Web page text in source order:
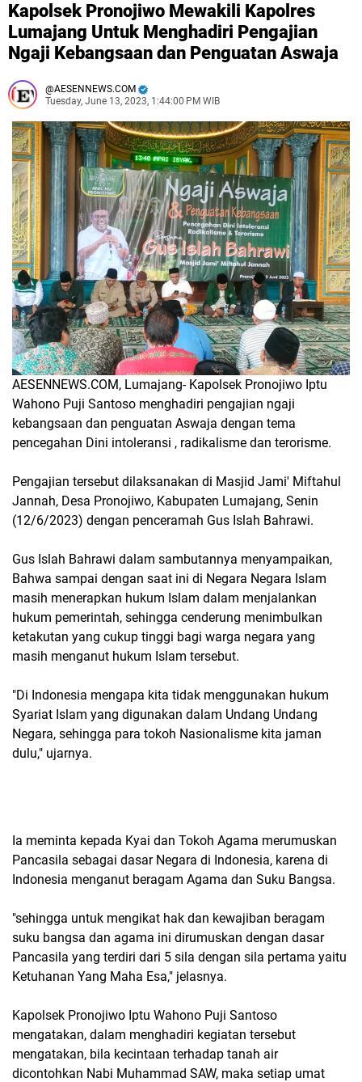
Kapolsek Pronojiwo Mewakili Kapolres
Lumajang Untuk Menghadiri Pengajian
Ngaji Kebangsaan dan Penguatan Aswaja
AESENNEWS.COM
Tuesday, June 13, 2023, 1:44:00 PM WIB
AESENNEWS.COM, Lumajang- Kapolsek Pronojiwo Iptu
Wahono Puji Santoso menghadiri pengajian ngaji
kebangsaan dan penguatan Aswaja dengan tema
pencegahan Dini intoleransi , radikalisme dan terorisme.
Pengajian tersebut dilaksanakan di Masjid Jami' Miftahul
Jannah, Desa Pronojiwo, Kabupaten Lumajang, Senin
(12/6/2023) dengan penceramah Gus Islah Bahrawi.
Gus Islah Bahrawi dalam sambutannya menyampaikan,
Bahwa sampai dengan saat ini di Negara Negara Islam
masih menerapkan hukum Islam dalam menjalankan
hukum pemerintah, sehingga cenderung menimbulkan
ketakutan yang cukup tinggi bagi warga negara yang
masih menganut hukum Islam tersebut.
"Di Indonesia mengapa kita tidak menggunakan hukum
Syariat Islam yang digunakan dalam Undang Undang
Negara, sehingga para tokoh Nasionalisme kita jaman
dulu," ujarnya.
Ia meminta kepada Kyai dan Tokoh Agama merumuskan
Pancasila sebagai dasar Negara di Indonesia, karena di
Indonesia menganut beragam Agama dan Suku Bangsa.
"sehingga untuk mengikat hak dan kewajiban beragam
suku bangsa dan agama ini dirumuskan dengan dasar
Pancasila yang terdiri dari 5 sila dengan sila pertama yaitu
Ketuhanan Yang Maha Esa," jelasnya.
Kapolsek Pronojiwo Iptu Wahono Puji Santoso
mengatakan, dalam menghadiri kegiatan tersebut
mengatakan, bila kecintaan terhadap tanah air
dicontohkan Nabi Muhammad SAW, maka setiap umat